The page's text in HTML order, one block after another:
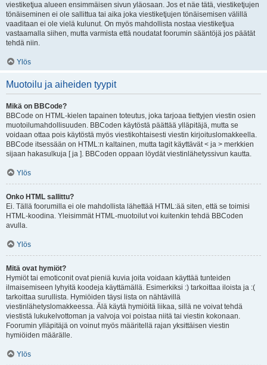
viestiketjua alueen ensimmäisen sivun yläosaan. Jos et näe tätä, viestiketjujen
tönäiseminen ei ole sallittua tai aika joka viestiketjujen tönäisemisen välillä
vaaditaan ei ole vielä kulunut. On myös mahdollista nostaa viestiketjua
vastaamalla siihen, mutta varmista että noudatat foorumin sääntöjä jos päätät
tehdä niin.
Ylös
Muotoilu ja aiheiden tyypit
Mikä on BBCode?
BBCode on HTML-kielen tapainen toteutus, joka tarjoaa tiettyjen viestin osien
muotoilumahdollisuuden. BBCoden käytöstä päättää ylläpitäjä, mutta se
voidaan ottaa pois käytöstä myös viestikohtaisesti viestin kirjoituslomakkeella.
BBCode itsessään on HTML:n kaltainen, mutta tagit käyttävät < ja > merkkien
sijaan hakasulkuja [ ja ]. BBCoden oppaan löydät viestinlähetyssivun kautta.
Ylös
Onko HTML sallittu?
Ei. Tällä foorumilla ei ole mahdollista lähettää HTML:ää siten, että se toimisi
HTML-koodina. Yleisimmät HTML-muotoilut voi kuitenkin tehdä BBCoden
avulla.
Ylös
Mitä ovat hymiöt?
Hymiöt tai emoticonit ovat pieniä kuvia joita voidaan käyttää tunteiden
ilmaisemiseen lyhyitä koodeja käyttämällä. Esimerkiksi :) tarkoittaa iloista ja :(
tarkoittaa surullista. Hymiöiden täysi lista on nähtävillä
viestinlähetyslomakkeessa. Älä käytä hymiöitä liikaa, sillä ne voivat tehdä
viestistä lukukelvottoman ja valvoja voi poistaa niitä tai viestin kokonaan.
Foorumin ylläpitäjä on voinut myös määritellä rajan yksittäisen viestin
hymiöiden määrälle.
Ylös